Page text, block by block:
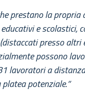
prestano la
e scolastici,
presso
possono
lavoratori a
potenziale.”